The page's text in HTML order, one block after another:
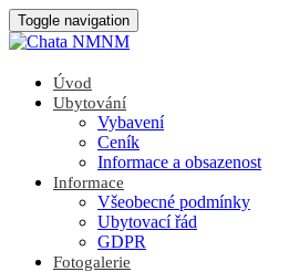
Toggle navigation
Úvod
Ubytování
Vybavení
Ceník
Informace a obsazenost
Informace
Všeobecné podmínky
Ubytovací řád
GDPR
Fotogalerie